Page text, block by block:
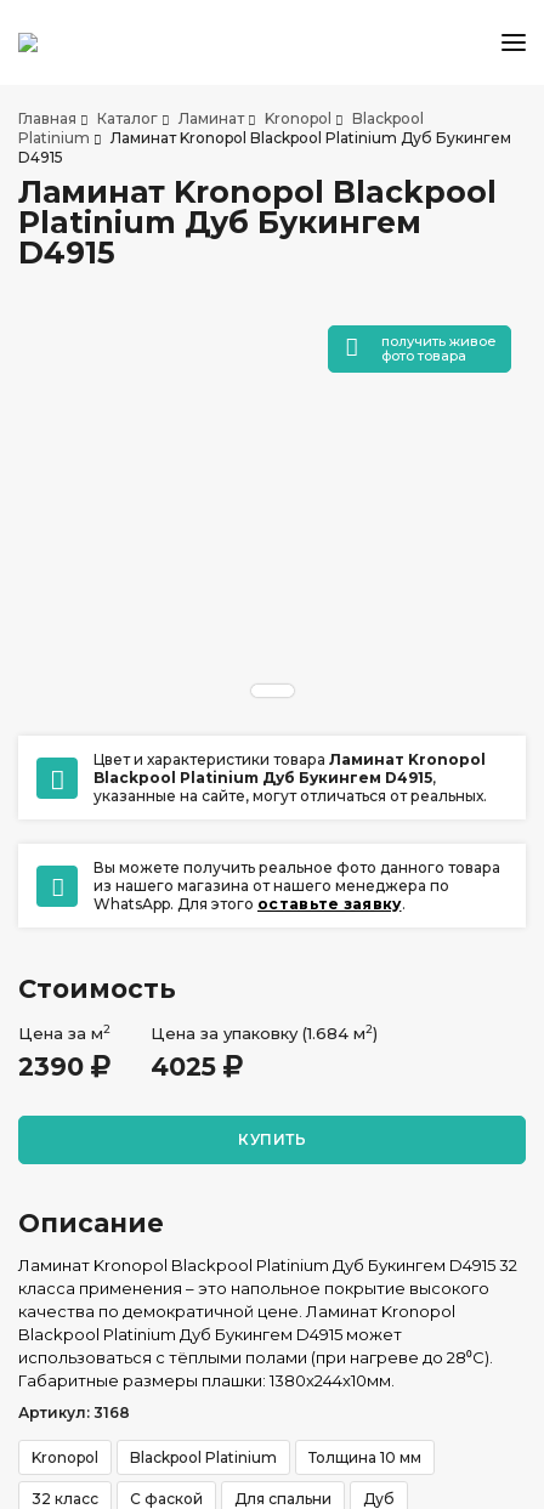
АКЦИИ И СКИДКИ
О КОМПАНИИ
НАШИ МАГАЗИНЫ
ДОСТАВКА И ОПЛАТА
ежедневно с 10:00 до 20:00
Главная Каталог Ламинат Kronopol
Blackpool
Platinium
Ламинат Kronopol Blackpool Platinium Дуб Букингем
D4915
Ламинат Kronopol Blackpool
Platinium Дуб Букингем
D4915
получить живое
фото товара
Цвет и характеристики товара Ламинат Kronopol
Blackpool Platinium Дуб Букингем D4915,
указанные на сайте, могут отличаться от реальных.
Вы можете получить реальное фото данного товара
из нашего магазина от нашего менеджера по
WhatsApp. Для этого оставьте заявку.
Стоимость
Цена за м2
2390
Цена за упаковку (1.684 м2)
4025
КУПИТЬ
Описание
Ламинат Kronopol Blackpool Platinium Дуб Букингем D4915 32
класса применения – это напольное покрытие высокого
качества по демократичной цене. Ламинат Kronopol
Blackpool Platinium Дуб Букингем D4915 может
использоваться с тёплыми полами (при нагреве до 28⁰С).
Габаритные размеры плашки: 1380x244x10мм.
Артикул: 3168
Kronopol Blackpool Platinium Толщина 10 мм
32 класс С фаской Для спальни Дуб